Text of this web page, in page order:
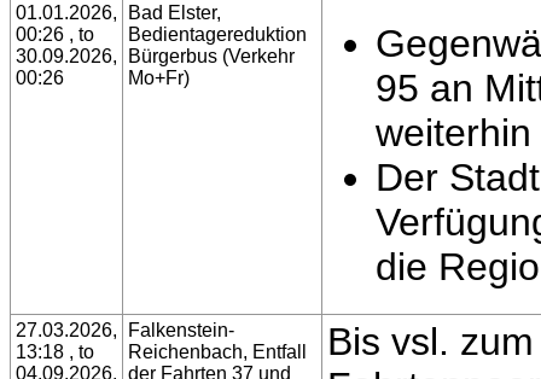
01.01.2026,
00:26 , to
30.09.2026,
00:26
Bad Elster,
Bedientagereduktion
Bürgerbus (Verkehr
Mo+Fr)
95 an
Der
die
27.03.2026,
13:18 , to
04.09.2026,
Falkenstein-
Reichenbach, Entfall
der Fahrten 37 und
Bis vsl.